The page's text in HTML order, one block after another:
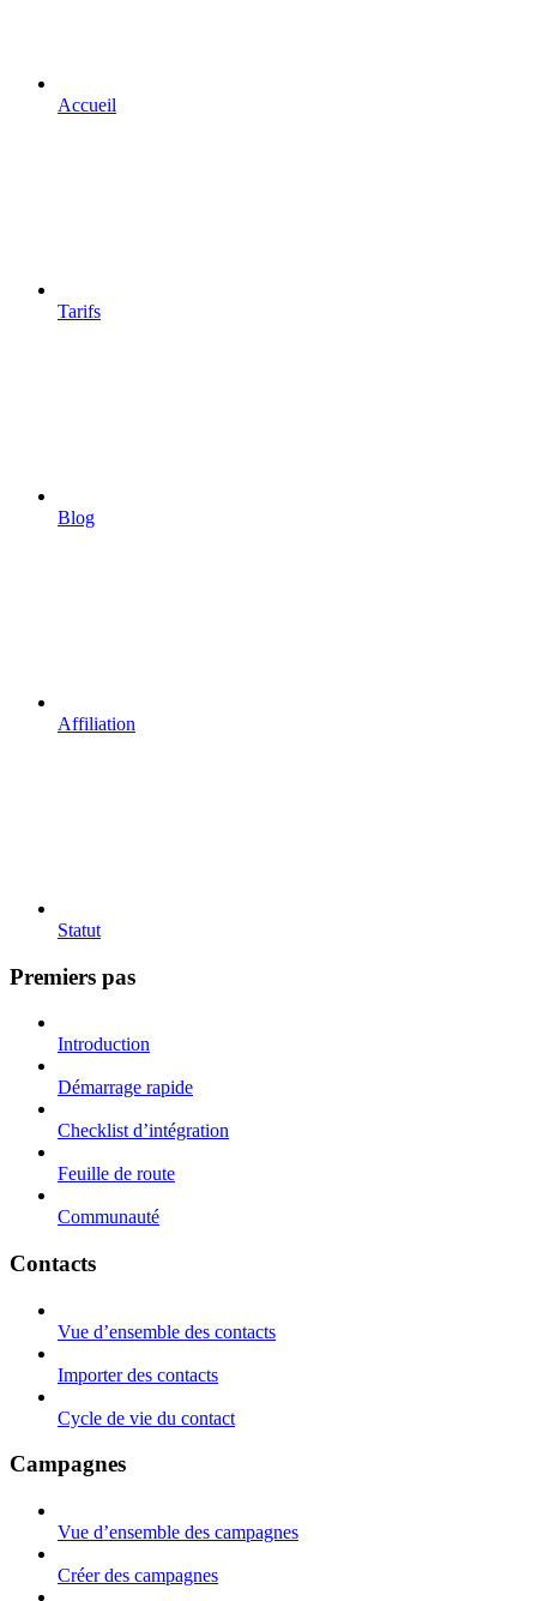
Accueil
Tarifs
Blog
Affiliation
Statut
Premiers pas
Introduction
Démarrage rapide
Checklist d’intégration
Feuille de route
Communauté
Contacts
Vue d’ensemble des contacts
Importer des contacts
Cycle de vie du contact
Campagnes
Vue d’ensemble des campagnes
Créer des campagnes